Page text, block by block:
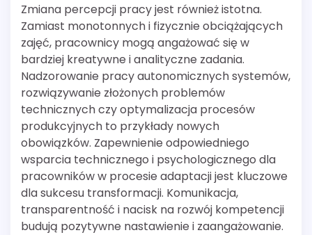
Zmiana percepcji pracy jest również istotna.
Zamiast monotonnych i fizycznie obciążających
zajęć, pracownicy mogą angażować się w
bardziej kreatywne i analityczne zadania.
Nadzorowanie pracy autonomicznych systemów,
rozwiązywanie złożonych problemów
technicznych czy optymalizacja procesów
produkcyjnych to przykłady nowych
obowiązków. Zapewnienie odpowiedniego
wsparcia technicznego i psychologicznego dla
pracowników w procesie adaptacji jest kluczowe
dla sukcesu transformacji. Komunikacja,
transparentność i nacisk na rozwój kompetencji
budują pozytywne nastawienie i zaangażowanie.